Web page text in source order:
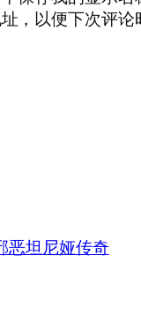
，以便下次评论
恶坦尼娅传奇